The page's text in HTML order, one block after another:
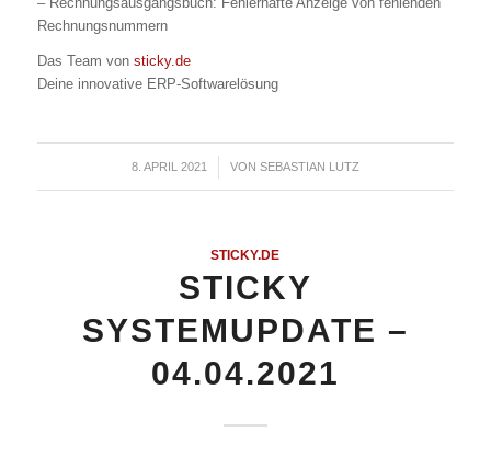
Rechnungsnummern
Das Team von sticky.de
Deine innovative ERP-Softwarelösung
8. APRIL 2021
/ VON SEBASTIAN LUTZ
STICKY.DE
STICKY
SYSTEMUPDATE –
04.04.2021